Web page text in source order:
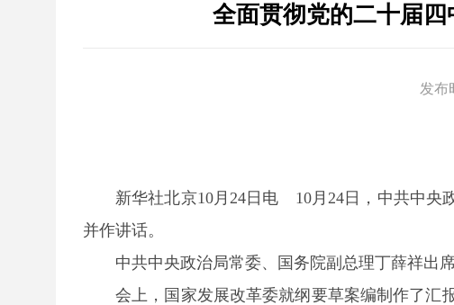
全面贯彻党的二十届
发布
新华社北京10月24日电 10月24日，中共中央
并作讲话。
中共中央政治局常委、国务院副总理丁薛祥出席
会上，国家发展改革委就纲要草案编制作了汇